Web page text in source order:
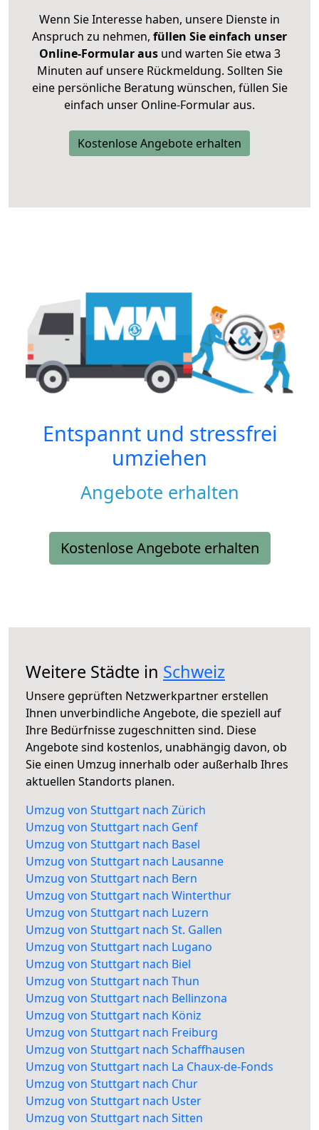
Wenn Sie Interesse haben, unsere Dienste in
Anspruch zu nehmen, füllen Sie einfach unser
Online-Formular ausund warten Sie etwa 3
Minuten auf unsere Rückmeldung. Sollten Sie
eine persönliche Beratung wünschen, füllen Sie
einfach unser Online-Formular aus.
Kostenlose Angebote erhalten
Entspannt und stressfrei
umziehen
Angebote erhalten
Kostenlose Angebote erhalten
Weitere Städte in Schweiz
Unsere geprüften Netzwerkpartner erstellen
Ihnen unverbindliche Angebote, die speziell auf
Ihre Bedürfnisse zugeschnitten sind. Diese
Angebote sind kostenlos, unabhängig davon, ob
Sie einen Umzug innerhalb oder außerhalb Ihres
aktuellen Standorts planen.
Umzug von Stuttgart nach Zürich
Umzug von Stuttgart nach Genf
Umzug von Stuttgart nach Basel
Umzug von Stuttgart nach Lausanne
Umzug von Stuttgart nach Bern
Umzug von Stuttgart nach Winterthur
Umzug von Stuttgart nach Luzern
Umzug von Stuttgart nach St. Gallen
Umzug von Stuttgart nach Lugano
Umzug von Stuttgart nach Biel
Umzug von Stuttgart nach Thun
Umzug von Stuttgart nach Bellinzona
Umzug von Stuttgart nach Köniz
Umzug von Stuttgart nach Freiburg
Umzug von Stuttgart nach Schaffhausen
Umzug von Stuttgart nach La Chaux-de-Fonds
Umzug von Stuttgart nach Chur
Umzug von Stuttgart nach Uster
Umzug von Stuttgart nach Sitten